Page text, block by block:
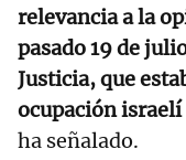
relevancia a la
pasado 19 de
Justicia, que
ocupación
ha señalado.